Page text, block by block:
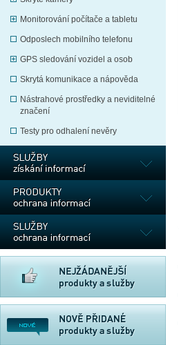
Monitorování počítače a tabletu
Odposlech mobilního telefonu
GPS sledování vozidel a osob
Skrytá komunikace a nápověda
Nástrahové prostředky a neviditelné
značení
Testy pro odhalení nevěry